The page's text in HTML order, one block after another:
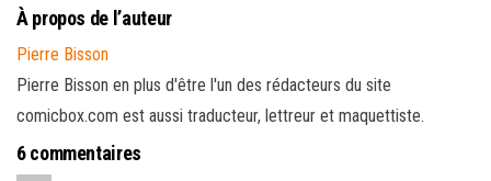
À propos de l’auteur
Pierre Bisson
Pierre Bisson en plus d'être l'un des rédacteurs du site
comicbox.com est aussi traducteur, lettreur et maquettiste.
6 commentaires